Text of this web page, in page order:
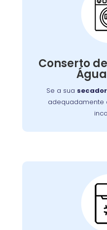
Conserto
Se a sua
adequadamente
Conserto
e corrigir o
funcionamento
Conserto